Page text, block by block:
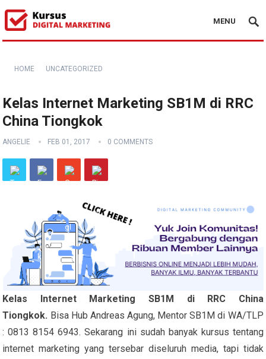
MENU
HOME UNCATEGORIZED
Kelas Internet Marketing SB1M di RRC
China Tiongkok
ANGELIE FEB 01, 2017 0 COMMENTS
Kelas Internet Marketing SB1M di RRC China
Tiongkok. Bisa Hub Andreas Agung, Mentor SB1M di WA/TLP
: 0813 8154 6943. Sekarang ini sudah banyak kursus tentang
internet marketing yang tersebar diseluruh media, tapi tidak